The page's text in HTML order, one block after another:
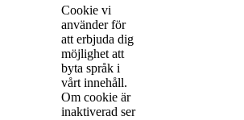
Cookie vi
använder för
att erbjuda dig
möjlighet att
byta språk i
vårt innehåll.
Om cookie är
inaktiverad ser